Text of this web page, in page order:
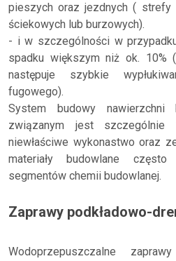
pieszych oraz jezdnych ( strefy
ściekowych lub burzowych).
- i w szczególności w
spadku większym niż ok. 10%
następuje szybkie
fugowego).
System budowy nawierzchni
związanym jest
niewłaściwe wykonastwo oraz
materiały budowlane
segmentów chemii budowlanej.
Zaprawy podkładowo-
Wodoprzepuszczalne zaprawy